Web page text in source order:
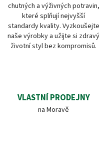
chutných a výživných potravin,
které splňují nejvyšší
standardy kvality. Vyzkoušejte
naše výrobky a užijte si zdravý
životní styl bez kompromisů.
VLASTNÍ PRODEJNY
na Moravě